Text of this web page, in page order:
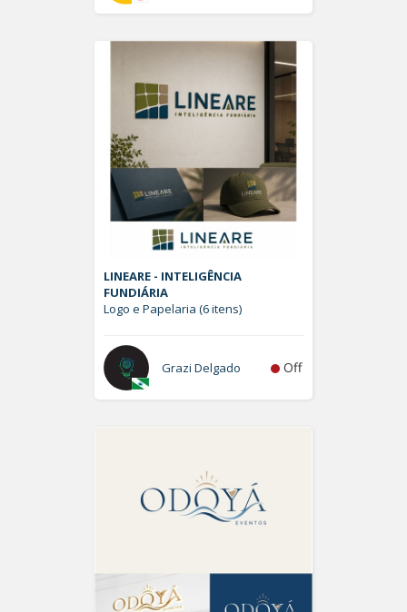
LINEARE - INTELIGÊNCIA
FUNDIÁRIA
Logo e Papelaria (6 itens)
Grazi Delgado Off